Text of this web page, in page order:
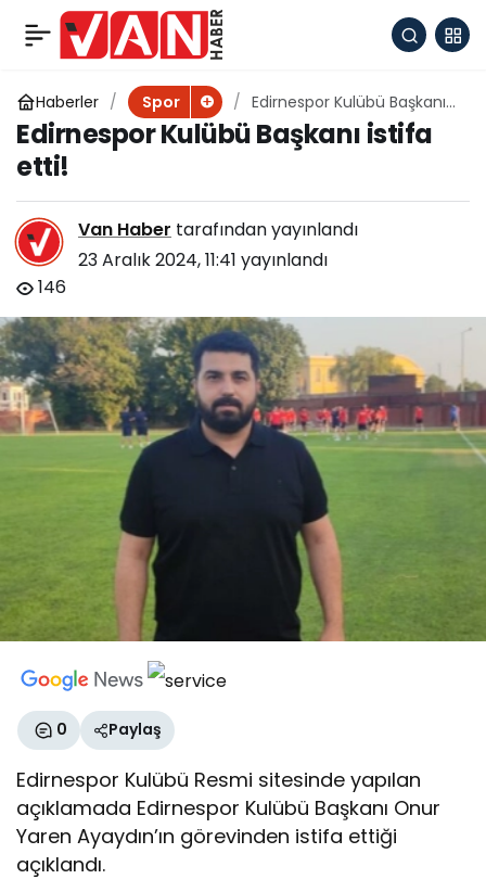
Haberler Spor
Edirnespor Kulübü Başkanı
istifa etti!
Edirnespor Kulübü Başkanı istifa
etti!
Van Haber tarafından yayınlandı
23 Aralık 2024, 11:41 yayınlandı
146
0 Paylaş
Edirnespor Kulübü Resmi sitesinde yapılan
açıklamada Edirnespor Kulübü Başkanı Onur
Yaren Ayaydın’ın görevinden istifa ettiği
açıklandı.
Nilüfer
Belediyespor’dan
evinde rahat galibiyet
Paylaş